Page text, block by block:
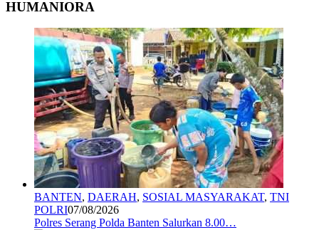
HUMANIORA
BANTEN, DAERAH, SOSIAL MASYARAKAT, TNI
POLRI07/08/2026
Polres Serang Polda Banten Salurkan 8.00…